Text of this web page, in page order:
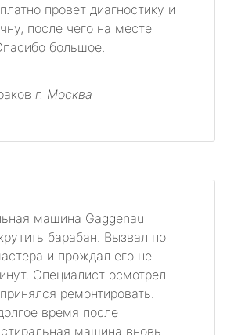
провет диагностику и
после чего на месте
большое.
г. Москва
машина Gaggenau
барабан. Вызвал по
и прождал его не
Специалист осмотрел
ремонтировать.
время после
машина вновь